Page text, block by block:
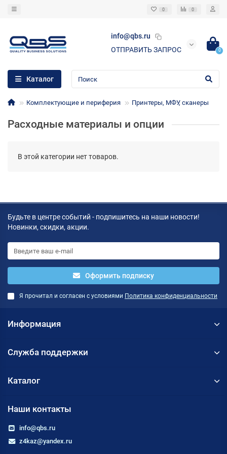
0 0
info@qbs.ru
ОТПРАВИТЬ ЗАПРОС
0
Каталог
Комплектующие и периферия Принтеры, МФУ, сканеры
Расходные материалы и опции
В этой категории нет товаров.
Будьте в центре событий - подпишитесь на наши новости!
Новинки, скидки, акции.
Оформить подписку
Я прочитал и согласен с условиями Политика конфиденциальности
Информация
Служба поддержки
Каталог
Наши контакты
info@qbs.ru
z4kaz@yandex.ru